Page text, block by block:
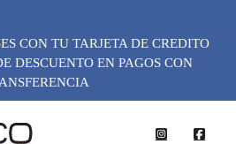
CON TU TARJETA DE CREDITO
DESCUENTO EN PAGOS CON